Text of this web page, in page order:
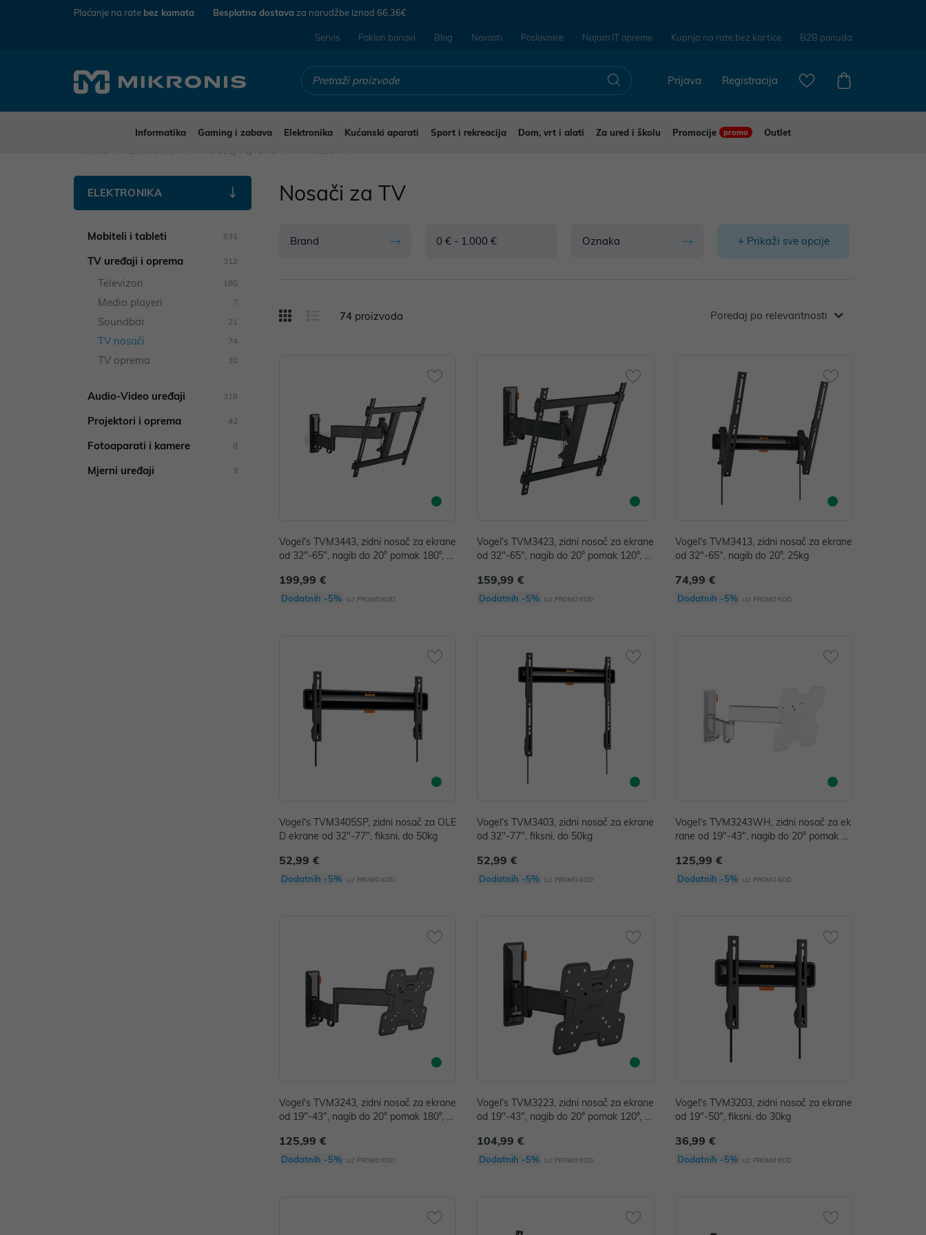
Plaćanje na rate bez kamata Besplatna dostava za narudžbe iznad 66,36€
Servis Poklon bonovi Blog Novosti Poslovnice Najam IT opreme Kupnja na rate bez kartice B2B ponuda
Registracija
Prijava
Informatika Gaming i zabava Elektronika Kućanski aparati Sport i rekreacija Dom, vrt i alati Za ured i školu Promocije promo
Outlet
ELEKTRONIKA
Mobiteli i tableti 631
TV uređaji i oprema 312
Televizori 180
Media playeri 7
Soundbar 21
TV nosači 74
TV oprema 30
Audio-Video uređaji 318
Projektori i oprema 42
Fotoaparati i kamere 8
Mjerni uređaji 3
Nosači za TV
Brand 0 € - 1.000 € Oznaka + Prikaži sve opcije
74 proizvoda Poredaj po relevantnosti
Vogel's TVM3443, zidni nosač za ekrane
od 32"-65", nagib do 20° pomak 180°, 2
199,99 €
Dodatnih -5% uz PROMO KOD
Vogel's TVM3423, zidni nosač za ekrane
od 32"-65", nagib do 20° pomak 120°, 2
159,99 €
Dodatnih -5% uz PROMO KOD
Vogel's TVM3413, zidni nosač za ekrane
od 32"-65", nagib do 20°, 25kg
74,99 €
Dodatnih -5% uz PROMO KOD
Vogel's TVM3405SP, zidni nosač za OLE
D ekrane od 32"-77", fiksni, do 50kg
52,99 €
Dodatnih -5% uz PROMO KOD
Vogel's TVM3403, zidni nosač za ekrane
od 32"-77", fiksni, do 50kg
52,99 €
Dodatnih -5% uz PROMO KOD
Vogel's TVM3243WH, zidni nosač za ek
rane od 19"-43", nagib do 20° pomak 18
125,99 €
Dodatnih -5% uz PROMO KOD
Vogel's TVM3243, zidni nosač za ekrane
od 19"-43", nagib do 20° pomak 180°, 1
125,99 €
Dodatnih -5% uz PROMO KOD
Vogel's TVM3223, zidni nosač za ekrane
od 19"-43", nagib do 20° pomak 120°, 1
104,99 €
Dodatnih -5% uz PROMO KOD
Vogel's TVM3203, zidni nosač za ekrane
od 19"-50", fiksni, do 30kg
36,99 €
Dodatnih -5% uz PROMO KOD